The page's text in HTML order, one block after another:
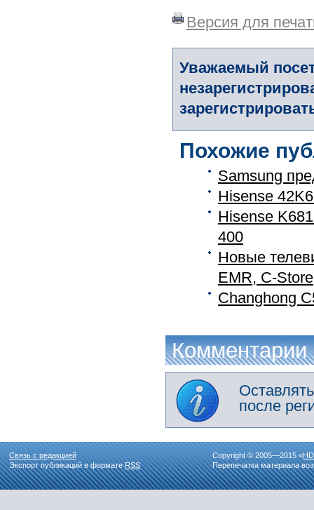
Версия для
Уважаемый
Похожие
Samsung
Hisense
Hisense
400
Новые
EMR, C-
Changhong
Комментарии
после
Связь с редакцией
Экспорт публикаций в форматеRSS
Copyright © 2005—2015 «
Перепечатка материала